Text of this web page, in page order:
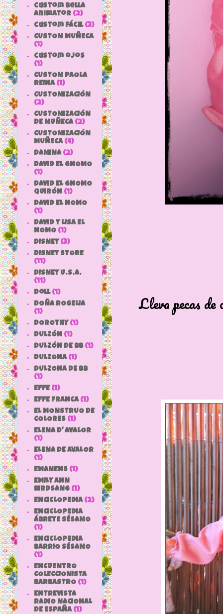
Lleva pecas de
custom bella
animator (2)
custom fácil (3)
CUSTOM MUÑECA
(1)
custom ojos
(1)
CUSTOM PAOLA
REINA (1)
CUSTOMIZACIÓN
(2)
CUSTOMIZACIÓN
DE MUÑECA (2)
CUSTOMIZACIÓN
MUÑECA (4)
DAMINA (2)
DAVID EL GNOMO
(1)
DAVID EL GNOMO
QUIRÓN (1)
DAVID EL NOMO
(1)
DAVID Y LISA EL
NOMO (1)
DISNEY (3)
DISNEY STORE
(11)
DISNEY U.S.A.
(11)
doll (1)
DOÑA ROGELIA
(1)
DOROTHY (1)
DULZÓN (1)
DULZÓN DE BB (1)
DULZONA (1)
DULZONA DE BB
(1)
EFFE (1)
EFFE FRANCA (1)
EL MONSTRUO DE
COLORES (1)
ELENA D' AVALOR
(1)
ELENA DE AVALOR
(1)
EMANENS (1)
EMILY ANN
BIRDSANG (1)
ENCICLOPEDIA (2)
ENCICLOPEDIA
ÁBRETE SÉSAMO
(1)
ENCICLOPEDIA
BARRIO SÉSAMO
(1)
ENCUENTRO
COLECCIONISTA
BARBASTRO (1)
ENTREVISTA
RADIO NACIONAL
DE ESPAÑA (1)